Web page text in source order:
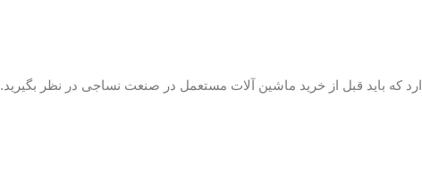
که باید قبل از خرید ماشین آلات مستعمل در صنعت نساجی در نظر بگیرید.